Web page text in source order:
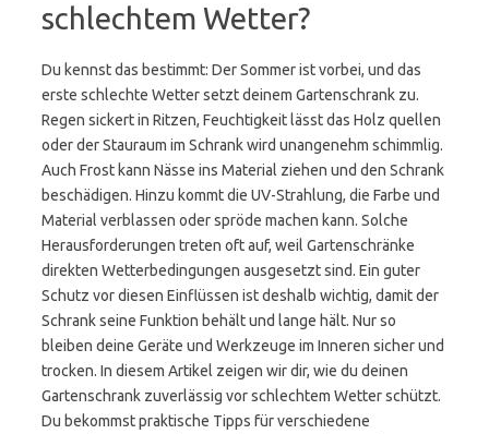
schlechtem Wetter?
Du kennst das bestimmt: Der Sommer ist vorbei, und das
erste schlechte Wetter setzt deinem Gartenschrank zu.
Regen sickert in Ritzen, Feuchtigkeit lässt das Holz quellen
oder der Stauraum im Schrank wird unangenehm schimmlig.
Auch Frost kann Nässe ins Material ziehen und den Schrank
beschädigen. Hinzu kommt die UV-Strahlung, die Farbe und
Material verblassen oder spröde machen kann. Solche
Herausforderungen treten oft auf, weil Gartenschränke
direkten Wetterbedingungen ausgesetzt sind. Ein guter
Schutz vor diesen Einflüssen ist deshalb wichtig, damit der
Schrank seine Funktion behält und lange hält. Nur so
bleiben deine Geräte und Werkzeuge im Inneren sicher und
trocken. In diesem Artikel zeigen wir dir, wie du deinen
Gartenschrank zuverlässig vor schlechtem Wetter schützt.
Du bekommst praktische Tipps für verschiedene